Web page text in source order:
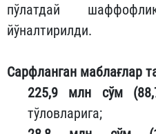
пўлатдай
йўналтирилди.
Сарфланган маблағлар
225,9 млн сўм
тўловларига;